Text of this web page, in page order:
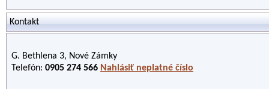
Kontakt
G. Bethlena 3, Nové Zámky
Telefón: 0905 274 566 Nahlásiť neplatné číslo